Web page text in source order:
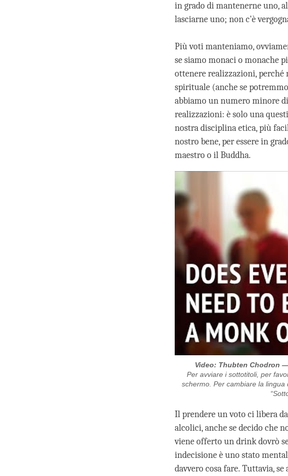
in grado di mantenerne uno,
lasciarne uno; non c'è
Più voti manteniamo,
se siamo monaci o monache
ottenere realizzazioni,
spirituale (anche se
abbiamo un numero minore
realizzazioni: è solo una
nostra disciplina etica, più
nostro bene, per essere in
maestro o il Buddha.
Video: Thubten Chodron
Per avviare i sottotitoli, per
schermo. Per cambiare la lingua
Il prendere un voto ci libera
alcolici, anche se decido che
viene offerto un drink dovrò
indecisione è uno stato
davvero cosa fare. Tuttavia,